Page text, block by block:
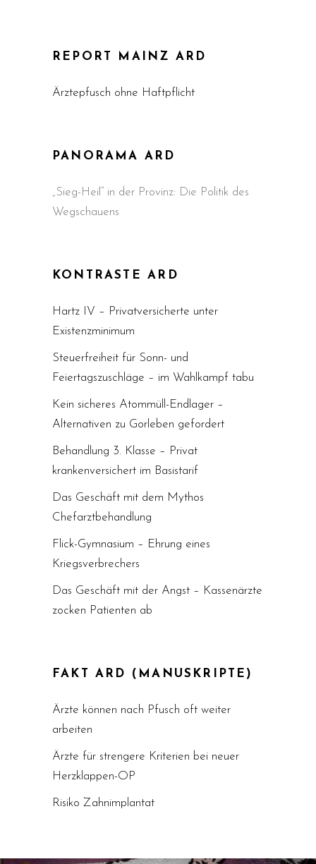
REPORT MAINZ ARD
Ärztepfusch ohne Haftpflicht
PANORAMA ARD
„Sieg-Heil“ in der Provinz: Die Politik des
Wegschauens
KONTRASTE ARD
Hartz IV – Privatversicherte unter
Existenzminimum
Steuerfreiheit für Sonn- und
Feiertagszuschläge – im Wahlkampf tabu
Kein sicheres Atommüll-Endlager –
Alternativen zu Gorleben gefordert
Behandlung 3. Klasse – Privat
krankenversichert im Basistarif
Das Geschäft mit dem Mythos
Chefarztbehandlung
Flick-Gymnasium – Ehrung eines
Kriegsverbrechers
Das Geschäft mit der Angst – Kassenärzte
zocken Patienten ab
FAKT ARD (MANUSKRIPTE)
Ärzte können nach Pfusch oft weiter
arbeiten
Ärzte für strengere Kriterien bei neuer
Herzklappen-OP
Risiko Zahnimplantat